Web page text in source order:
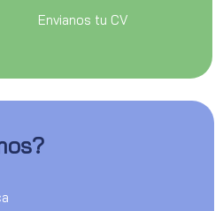
Envianos tu CV